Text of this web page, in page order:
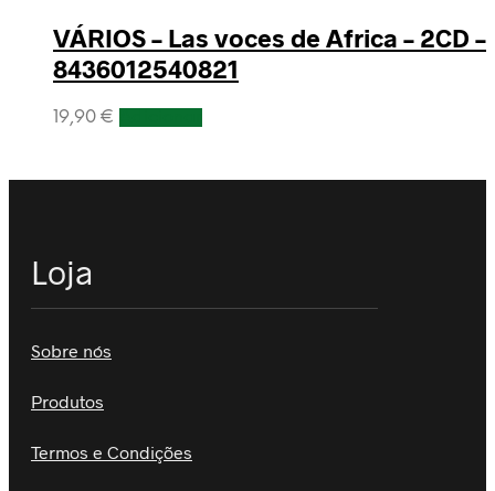
VÁRIOS – Las voces de Africa – 2CD –
8436012540821
19,90 €
Loja
Sobre nós
Produtos
Termos e Condições